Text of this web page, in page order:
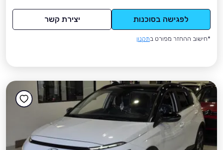
לפגישה בסוכנות יצירת קשר
*חישוב ההחזר מפורט בתקנון